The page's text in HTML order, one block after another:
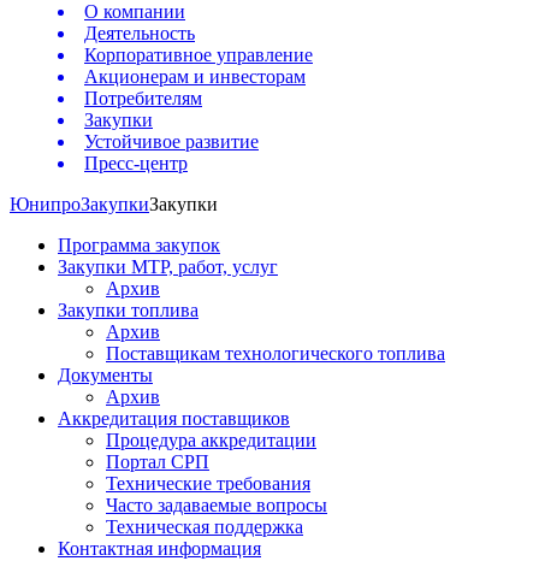
О компании
Деятельность
Корпоративное управление
Акционерам и инвесторам
Потребителям
Закупки
Устойчивое развитие
Пресс-центр
ЮнипроЗакупкиЗакупки
Программа закупок
Закупки МТР, работ, услуг
Архив
Закупки топлива
Архив
Поставщикам технологического топлива
Документы
Архив
Аккредитация поставщиков
Процедура аккредитации
Портал СРП
Технические требования
Часто задаваемые вопросы
Техническая поддержка
Контактная информация